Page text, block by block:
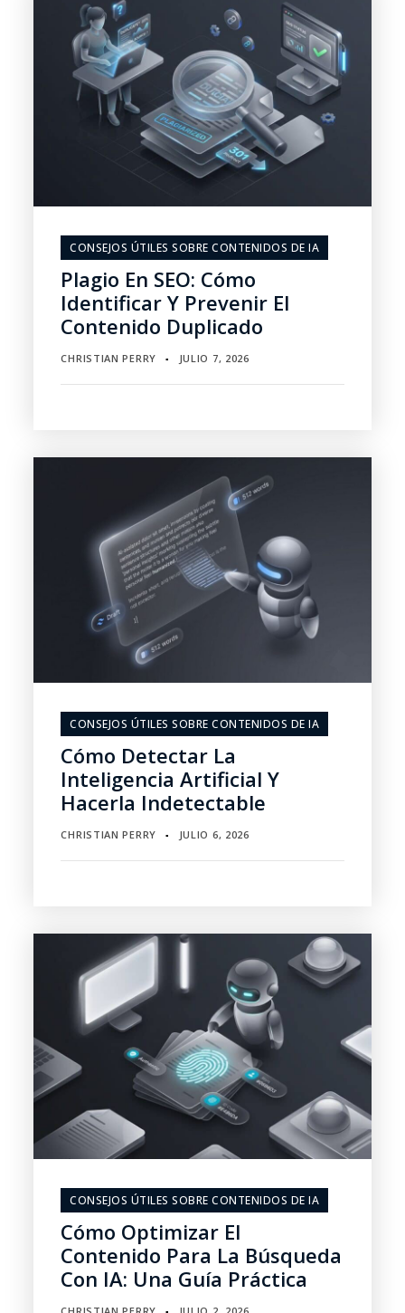
CONSEJOS ÚTILES SOBRE CONTENIDOS DE IA
Plagio En SEO: Cómo
Identificar Y Prevenir El
Contenido Duplicado
CHRISTIAN PERRY ▪ JULIO 7, 2026
CONSEJOS ÚTILES SOBRE CONTENIDOS DE IA
Cómo Detectar La
Inteligencia Artificial Y
Hacerla Indetectable
CHRISTIAN PERRY ▪ JULIO 6, 2026
CONSEJOS ÚTILES SOBRE CONTENIDOS DE IA
Cómo Optimizar El
Contenido Para La Búsqueda
Con IA: Una Guía Práctica